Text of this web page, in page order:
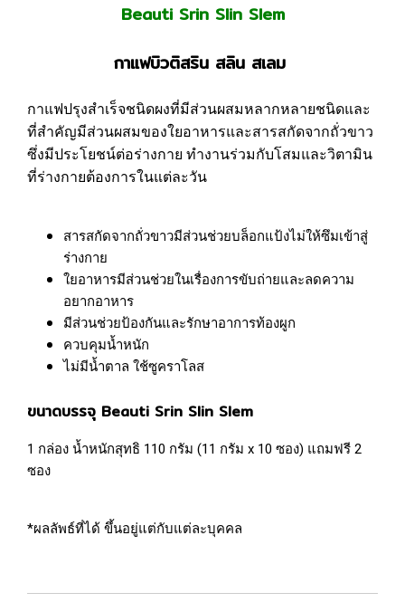
Beauti Srin Slin Slem
กาแฟบิวติสริน สลิน สเลม
กาแฟปรุงสำเร็จชนิดผงที่มีส่วนผสมหลากหลายชนิดและ
ที่สำคัญมีส่วนผสมของใยอาหารและสารสกัดจากถั่วขาว
ซึ่งมีประโยชน์ต่อร่างกาย ทำงานร่วมกับโสมและวิตามิน
ที่ร่างกายต้องการในแต่ละวัน
สารสกัดจากถั่วขาวมีส่วนช่วยบล็อกแป้งไม่ให้ซึมเข้าสู่
ร่างกาย
ใยอาหารมีส่วนช่วยในเรื่องการขับถ่ายและลดความ
อยากอาหาร
มีส่วนช่วยป้องกันและรักษาอาการท้องผูก
ควบคุมน้ำหนัก
ไม่มีน้ำตาล ใช้ซูคราโลส
ขนาดบรรจุ Beauti Srin Slin Slem
1 กล่อง น้ำหนักสุทธิ 110 กรัม (11 กรัม x 10 ซอง) แถมฟรี 2
ซอง
*ผลลัพธ์ที่ได้ ขึ้นอยู่แต่กับแต่ละบุคคล